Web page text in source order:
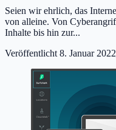
Seien wir ehrlich, das
von alleine. Von
Inhalte bis hin zur...
Veröffentlicht 8. Januar 2022